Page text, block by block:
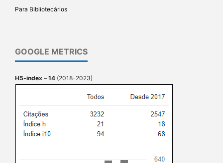
Para Bibliotecários
GOOGLE METRICS
H5-index – 14 (2018-2023)